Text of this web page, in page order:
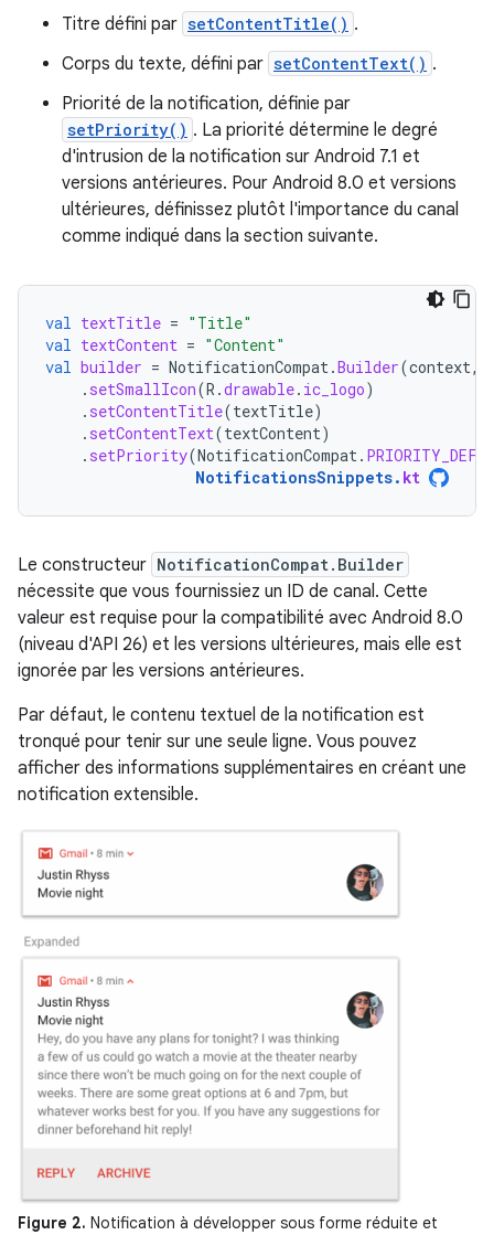
Titre défini par setContentTitle() .
Corps du texte, défini par setContentText() .
Priorité de la notification, définie par
setPriority() . La priorité détermine le degré
d'intrusion de la notification sur Android 7.1 et
versions antérieures. Pour Android 8.0 et versions
ultérieures, définissez plutôt l'importance du canal
comme indiqué dans la section suivante.
val textTitle = "Title"
val textContent = "Content"
val builder = NotificationCompat .Builder(context,
. setSmallIcon(R .drawable. ic_logo)
. setContentTitle(textTitle)
. setContentText(textContent)
. setPriority(NotificationCompat .
NotificationsSnippets. kt
Le constructeur NotificationCompat.Builder
nécessite que vous fournissiez un ID de canal. Cette
valeur est requise pour la compatibilité avec Android 8.0
(niveau d'API 26) et les versions ultérieures, mais elle est
ignorée par les versions antérieures.
Par défaut, le contenu textuel de la notification est
tronqué pour tenir sur une seule ligne. Vous pouvez
afficher des informations supplémentaires en créant une
notification extensible.
Figure 2. Notification à développer sous forme réduite et